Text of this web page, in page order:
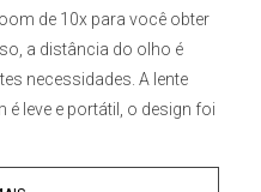
de 10x para você obter
a distância do olho é
necessidades. A lente
leve e portátil, o design foi
que oferece alta